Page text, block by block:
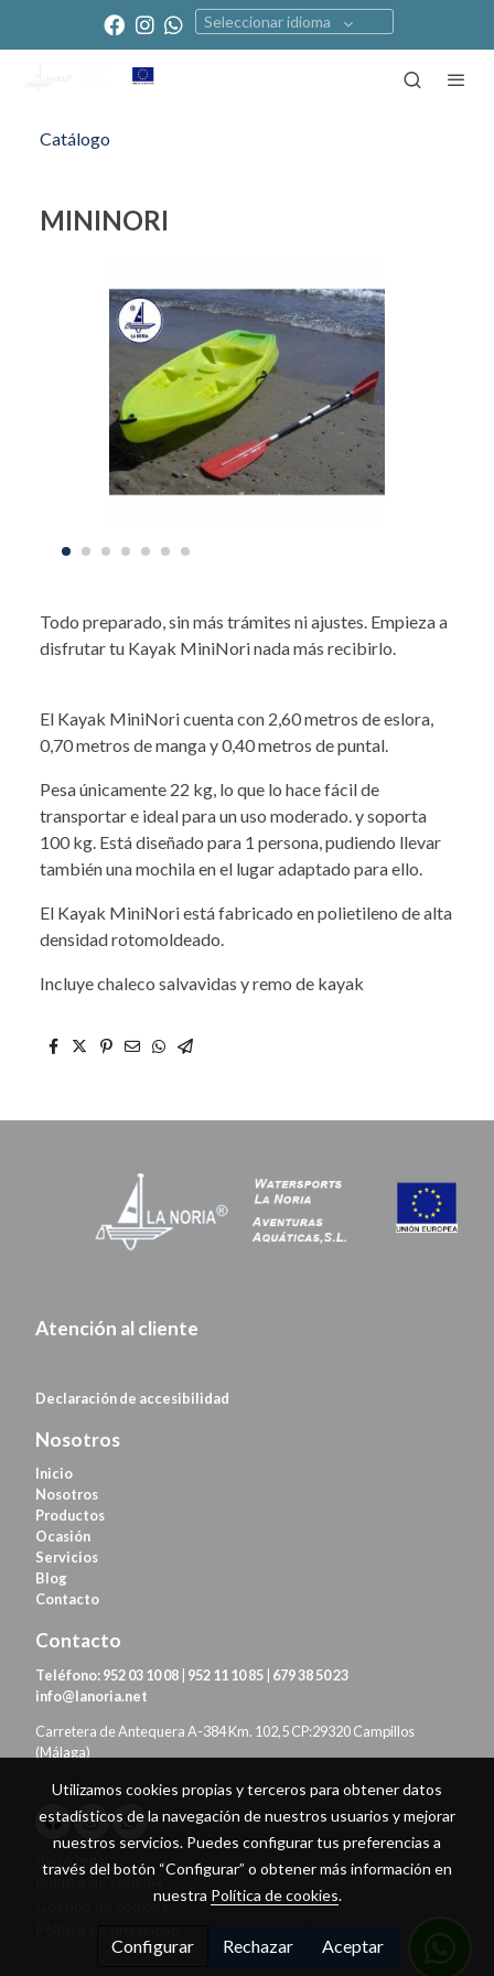
Seleccionar idioma
Catálogo
MININORI
Todo preparado, sin más trámites ni ajustes. Empieza a
disfrutar tu Kayak MiniNori nada más recibirlo.
El Kayak MiniNori cuenta con 2,60 metros de eslora,
0,70 metros de manga y 0,40 metros de puntal.
Pesa únicamente 22 kg, lo que lo hace fácil de
transportar e ideal para un uso moderado. y soporta
100 kg. Está diseñado para 1 persona, pudiendo llevar
también una mochila en el lugar adaptado para ello.
El Kayak MiniNori está fabricado en polietileno de alta
densidad rotomoldeado.
Incluye chaleco salvavidas y remo de kayak
Atención al cliente
Declaración de accesibilidad
Nosotros
Inicio
Nosotros
Productos
Ocasión
Servicios
Blog
Contacto
Contacto
Teléfono:952 03 10 08 952 11 10 85 679 38 50 23
info@lanoria.net
Carretera de Antequera A-384 Km. 102,5 CP:29320 Campillos
(Málaga)
Aviso legal
Gestión de cookies
Utilizamos cookies propias y terceros para obtener datos
estadísticos de la navegación de nuestros usuarios y mejorar
nuestros servicios. Puedes configurar tus preferencias a
través del botón “Configurar” o obtener más información en
nuestra Política de cookies.
Configurar Rechazar Aceptar